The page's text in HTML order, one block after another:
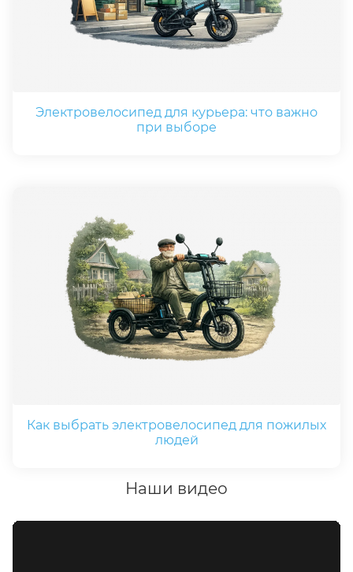
Электровелосипед для курьера: что важно
при выборе
Как выбрать электровелосипед для пожилых
людей
Наши видео